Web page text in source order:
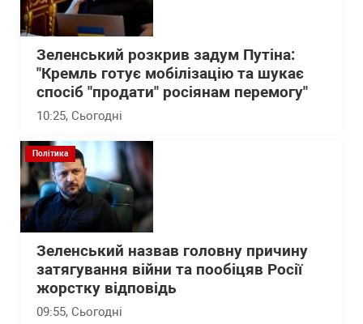
Зеленський розкрив задум Путіна:
"Кремль готує мобілізацію та шукає
спосіб "продати" росіянам перемогу"
10:25, Сьогодні
Політика
Зеленський назвав головну причину
затягування війни та пообіцяв Росії
жорстку відповідь
09:55, Сьогодні